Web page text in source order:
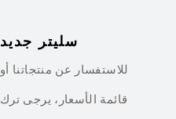
سليتر جديد
للاستفسار عن منتجاتنا أو
قائمة الأسعار، يرجى ترك